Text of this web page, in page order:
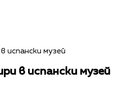
в испански музей